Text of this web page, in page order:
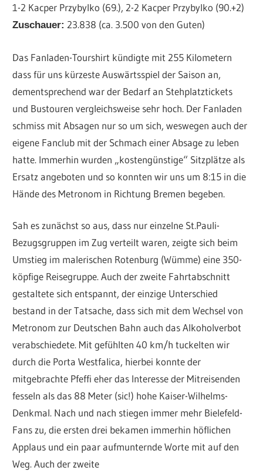
1-2 Kacper Przybylko (69.), 2-2 Kacper Przybylko (90.+2)
Zuschauer: 23.838 (ca. 3.500 von den Guten)
Das Fanladen-Tourshirt kündigte mit 255 Kilometern
dass für uns kürzeste Auswärtsspiel der Saison an,
dementsprechend war der Bedarf an Stehplatztickets
und Bustouren vergleichsweise sehr hoch. Der Fanladen
schmiss mit Absagen nur so um sich, weswegen auch der
eigene Fanclub mit der Schmach einer Absage zu leben
hatte. Immerhin wurden „kostengünstige“ Sitzplätze als
Ersatz angeboten und so konnten wir uns um 8:15 in die
Hände des Metronom in Richtung Bremen begeben.
Sah es zunächst so aus, dass nur einzelne St.Pauli-
Bezugsgruppen im Zug verteilt waren, zeigte sich beim
Umstieg im malerischen Rotenburg (Wümme) eine 350-
köpfige Reisegruppe. Auch der zweite Fahrtabschnitt
gestaltete sich entspannt, der einzige Unterschied
bestand in der Tatsache, dass sich mit dem Wechsel von
Metronom zur Deutschen Bahn auch das Alkoholverbot
verabschiedete. Mit gefühlten 40 km/h tuckelten wir
durch die Porta Westfalica, hierbei konnte der
mitgebrachte Pfeffi eher das Interesse der Mitreisenden
fesseln als das 88 Meter (sic!) hohe Kaiser-Wilhelms-
Denkmal. Nach und nach stiegen immer mehr Bielefeld-
Fans zu, die ersten drei bekamen immerhin höflichen
Applaus und ein paar aufmunternde Worte mit auf den
Weg. Auch der zweite